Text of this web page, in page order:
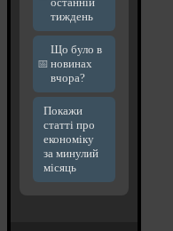
тиждень
Що було в
новинах
вчора?
Покажи
статті про
економіку
за минулий
місяць